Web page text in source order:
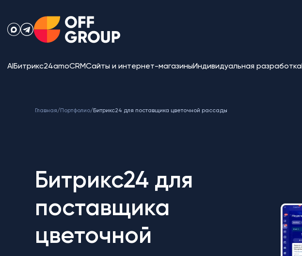
AI Битрикс24amoCRMСайты и интернет-магазиныИндивидуальная разработка
Главная/ Портфолио/ Битрикс24 для поставщика цветочной рассады
Битрикс24 для
поставщика
цветочной